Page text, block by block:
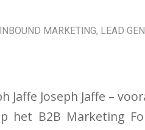
INBOUND MARKETING, LEAD
Jaffe Joseph Jaffe –
het B2B Marketing